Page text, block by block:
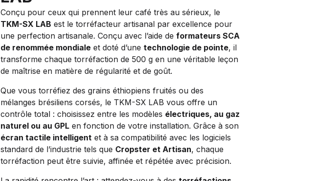
Conçu pour ceux qui prennent leur café très au sérieux, le
TKM-SX LAB est le torréfacteur artisanal par excellence pour
une perfection artisanale. Conçu avec l’aide de formateurs SCA
de renommée mondiale et doté d’une technologie de pointe, il
transforme chaque torréfaction de 500 g en une véritable leçon
de maîtrise en matière de régularité et de goût.
Que vous torréfiez des grains éthiopiens fruités ou des
mélanges brésiliens corsés, le TKM-SX LAB vous offre un
contrôle total : choisissez entre les modèles électriques, au gaz
naturel ou au GPL en fonction de votre installation. Grâce à son
écran tactile intelligent et à sa compatibilité avec les logiciels
standard de l’industrie tels que Cropster et Artisan, chaque
torréfaction peut être suivie, affinée et répétée avec précision.